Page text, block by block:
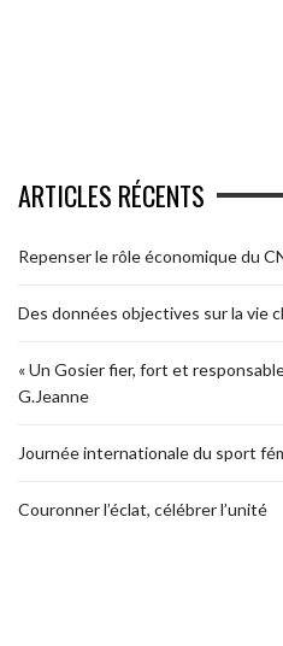
ARTICLES RÉCENTS
Repenser le rôle économique du
Des données objectives sur la vie
« Un Gosier fier, fort et
G.Jeanne
Journée internationale du sport
Couronner l’éclat, célébrer l’unité